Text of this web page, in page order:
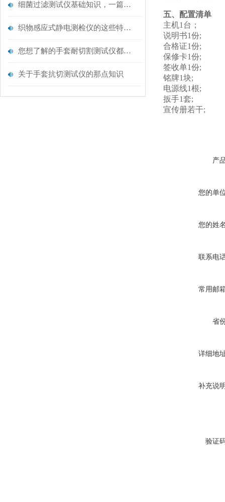
细菌过滤测试仪基础知识，一篇搞定
织物感应式静电测检仪的这些特点很少有人都知道
您想了解的手套耐切割测试仪都在这里了
关于手套抗切测试仪的那点知识
五、配置清单
主机1台；
说明书1份;
合格证1份;
保修卡1份;
签收单1份;
铭牌1块;
电源线1根;
扳手1套;
宣传册若干;
产
您的单
您的姓
联系电
常用邮
省
详细地
补充说
验证